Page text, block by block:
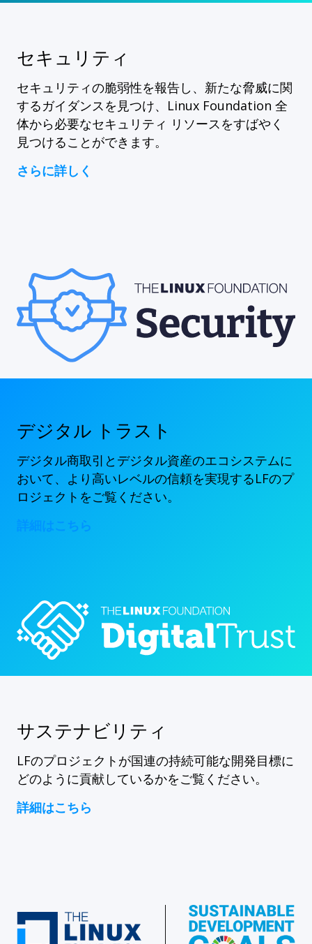
セキュリティ
セキュリティの脆弱性を報告し、新たな脅威に関
するガイダンスを見つけ、Linux Foundation 全
体から必要なセキュリティ リソースをすばやく
見つけることができます。
さらに詳しく
デジタル トラスト
デジタル商取引とデジタル資産のエコシステムに
おいて、より高いレベルの信頼を実現するLFのプ
ロジェクトをご覧ください。
詳細はこちら
サステナビリティ
LFのプロジェクトが国連の持続可能な開発目標に
どのように貢献しているかをご覧ください。
詳細はこちら